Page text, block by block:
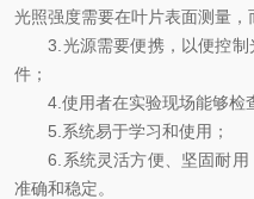
光照强度需要在叶片表面测量，
3.光源需要便携，以便控制
件；
4.使用者在实验现场能够检
5.系统易于学习和使用；
6.系统灵活方便、坚固耐用
准确和稳定。